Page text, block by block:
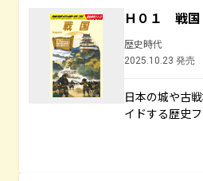
Ｈ０１ 戦国
歴史時代
2025.10.23 発売
日本の城や古
イドする歴史